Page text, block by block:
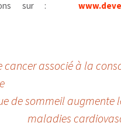
sur :
cancer associé à la
de sommeil augmente
maladies